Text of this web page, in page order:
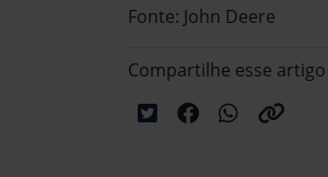
Fonte: John Deere
Compartilhe esse